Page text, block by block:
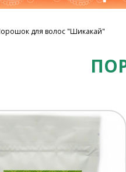
для волос "Шикакай"